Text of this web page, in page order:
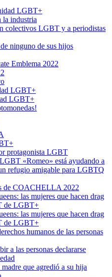
LGBT+
la industria
colectivos LGBT y a periodistas
ninguno de sus hijos
Emblema 2022
LGBT+
LGBT+
protagonista LGBT
«Romeo» está ayudando a
refugio amigable para LGBTQ
de COACHELLA 2022
las mujeres que hacen drag
de LGBT+
las mujeres que hacen drag
de LGBT+
humanos de las personas
a las personas declararse
que agredió a su hija